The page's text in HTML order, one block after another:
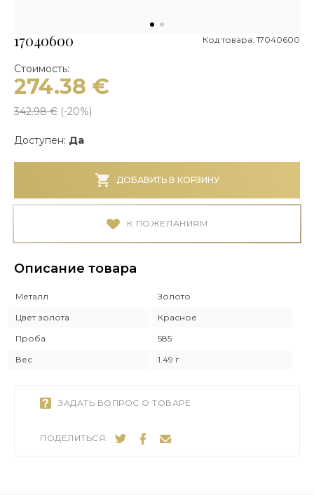
17040600 Код товара: 17040600
Стоимость:
274.38 €
342.98€ (-20%)
Доступен: Да
ДОБАВИТЬ В КОРЗИНУ
К ПОЖЕЛАНИЯМ
Описание товара
Металл
Золото
Цвет золота
Красное
Проба
585
Вес
1.49 г
ЗАДАТЬ ВОПРОС О ТОВАРЕ
ПОДЕЛИТЬСЯ: